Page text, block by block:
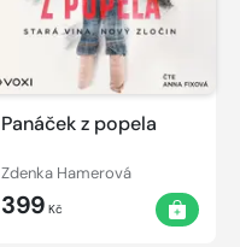
Panáček z popela
Zdenka Hamerová
399 Kč